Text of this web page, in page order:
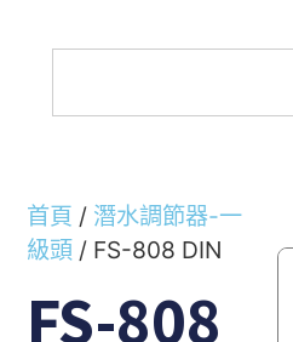
首頁 / 潛水調節器-一
級頭 / FS-808 DIN
FS-808